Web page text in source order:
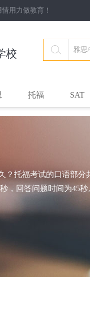
用力做教育！
校
托福 SAT
？托福考试的口语部分
，回答问题时间为45秒